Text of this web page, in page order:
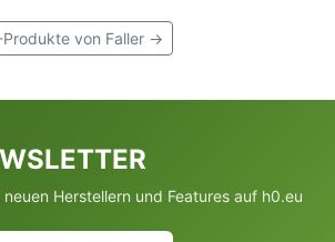
Produkte von Faller →
Herstellern und Features auf h0.eu